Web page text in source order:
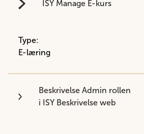
ISY Manage E-kurs
Type:
E-læring
Beskrivelse Admin rollen
i ISY Beskrivelse web